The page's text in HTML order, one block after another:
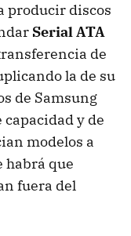
producir discos
Serial ATA
de
la de su
de Samsung
capacidad y de
modelos a
habrá que
fuera del